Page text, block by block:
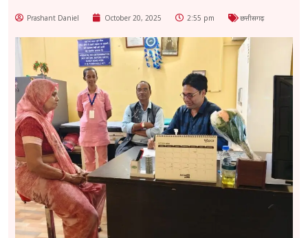
Prashant Daniel October 20, 2025 2:55 pm छत्तीसगढ़